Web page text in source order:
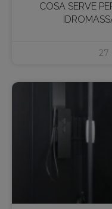
COSA SERVE
27